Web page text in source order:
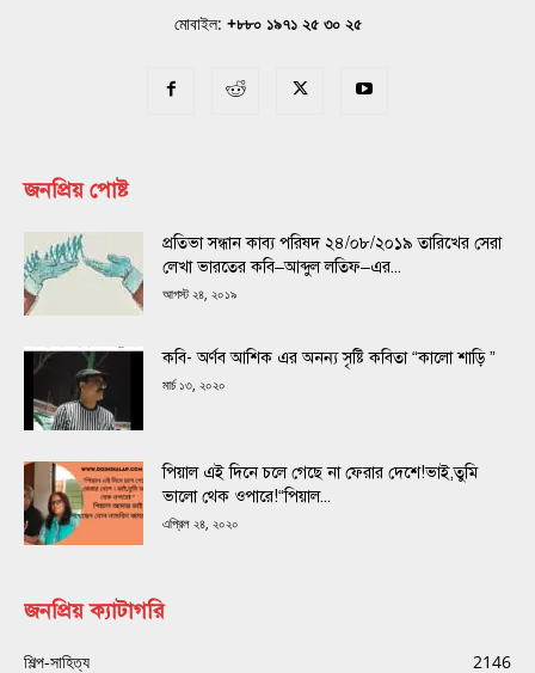
মোবাইল: +৮৮০ ১৯৭১ ২৫ ৩০ ২৫
জনপ্রিয় পোষ্ট
প্রতিভা সন্ধান কাব্য পরিষদ ২৪/০৮/২০১৯ তারিখের সেরা
লেখা ভারতের কবি–আব্দুল লতিফ–এর...
আগস্ট ২৪, ২০১৯
কবি- অর্ণব আশিক এর অনন্য সৃষ্টি কবিতা “কালো শাড়ি ”
মার্চ ১৩, ২০২০
পিয়াল এই দিনে চলে গেছে না ফেরার দেশে!ভাই,তুমি
ভালো থেক ওপারে!“পিয়াল...
এপ্রিল ২৪, ২০২০
জনপ্রিয় ক্যাটাগরি
শিল্প-সাহিত্য 2146